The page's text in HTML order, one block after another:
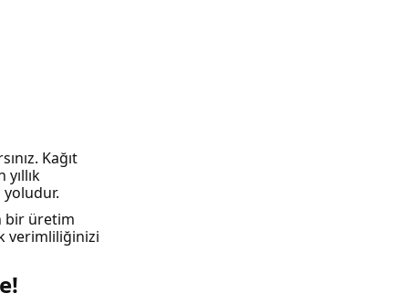
Kağıt
bir üretim
verimliliğinizi